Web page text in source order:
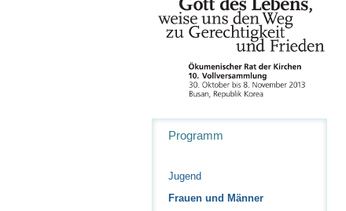
Programm
Jugend
Frauen und Männer